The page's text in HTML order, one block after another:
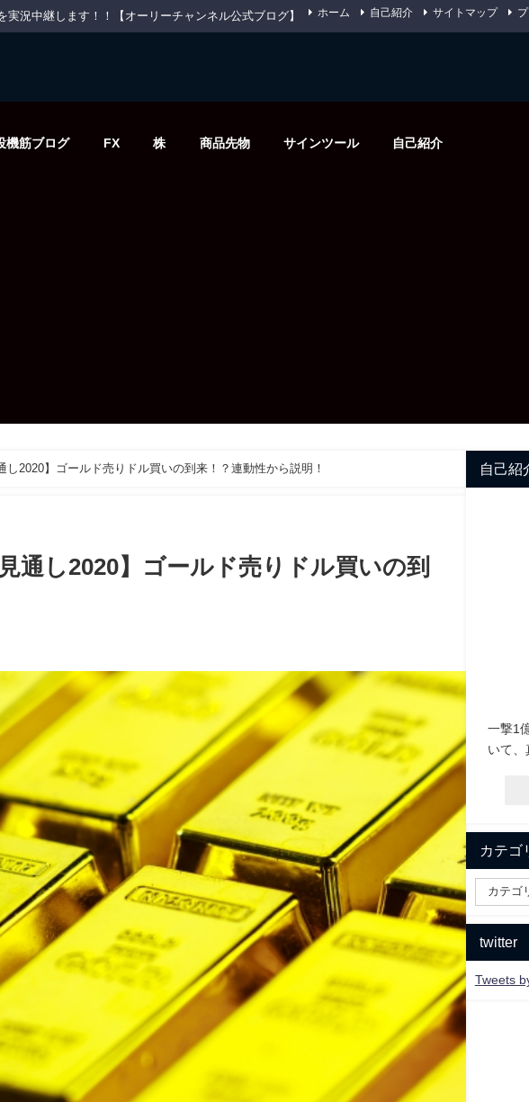
況中継します！！【オーリーチャンネル公式ブログ】 ホーム 自己紹介 サイトマップ
機筋ブログ FX 株 商品先物 サインツール 自己紹介
し2020】ゴールド売りドル買いの到来！？連動性から説明！
通し2020】ゴールド売りドル買いの到
自己紹
一撃1
いて、
カテゴ
twitter
Tweets